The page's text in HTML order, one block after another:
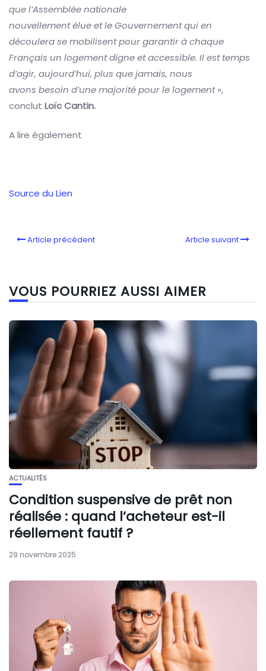
que l’Assemblée nationale
nouvellement élue et le Gouvernement qui en
découlera se mobilisent pour garantir à chaque
Français un logement digne et accessible. Il est temps
d’agir, aujourd’hui, plus que jamais, nous
avons besoin d’une majorité pour le logement»,
conclut Loïc Cantin.
A lire également
Source du Lien
Article précédent Article suivant
VOUS POURRIEZ AUSSI AIMER
ACTUALITÉS
Condition suspensive de prêt non
réalisée : quand l’acheteur est-il
réellement fautif ?
29 novembre 2025